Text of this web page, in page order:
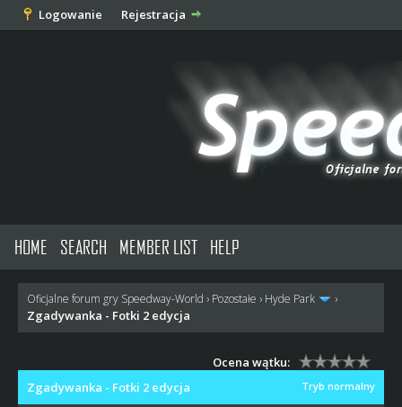
Logowanie Rejestracja
HOME SEARCH MEMBER LIST HELP
Oficjalne forum gry Speedway-World › Pozostałe › Hyde Park ›
Zgadywanka - Fotki 2 edycja
Ocena wątku:
Tryb normalny
Zgadywanka - Fotki 2 edycja